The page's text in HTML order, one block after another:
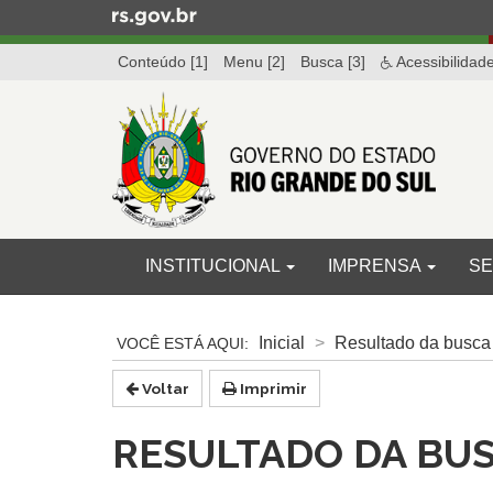
para
Conteúdo [1] Menu [2] Busca [3] Acessibilidade
do
INICIAL
INSTITUCIONAL IMPRENSA
Inicial Resultado da busca
Voltar Imprimir
RESULTADO DA